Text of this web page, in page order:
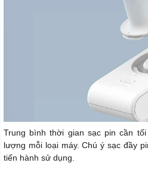
Trung bình thời gian sạc pin cần
lượng mỗi loại máy. Chú ý sạc đầy
tiến hành sử dụng.